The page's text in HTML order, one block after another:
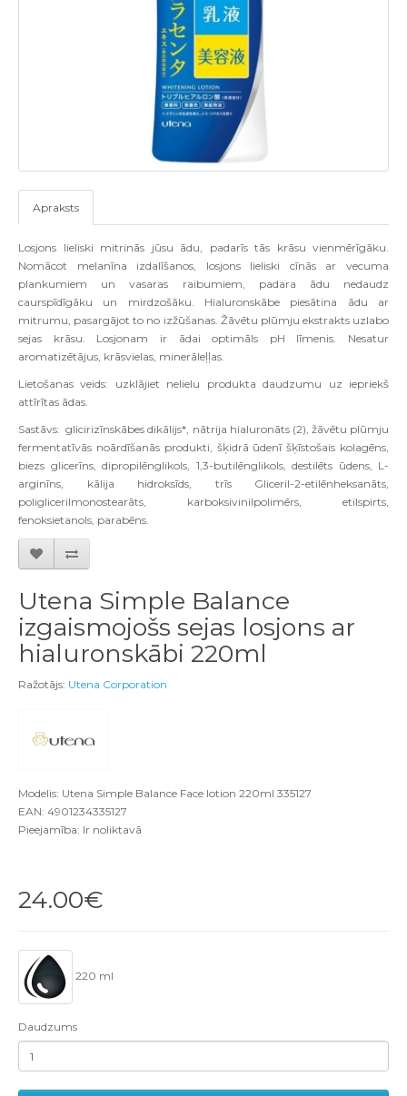
Apraksts
Losjons lieliski mitrinās jūsu ādu, padarīs tās krāsu vienmērīgāku.
Nomācot melanīna izdalīšanos, losjons lieliski cīnās ar vecuma
plankumiem un vasaras raibumiem, padara ādu nedaudz
caurspīdīgāku un mirdzošāku. Hialuronskābe piesātina ādu ar
mitrumu, pasargājot to no izžūšanas. Žāvētu plūmju ekstrakts uzlabo
sejas krāsu. Losjonam ir ādai optimāls pH līmenis. Nesatur
aromatizētājus, krāsvielas, minerāleļļas.
Lietošanas veids: uzklājiet nelielu produkta daudzumu uz iepriekš
attīrītas ādas.
Sastāvs: glicirizīnskābes dikālijs*, nātrija hialuronāts (2), žāvētu plūmju
fermentatīvās noārdīšanās produkti, šķidrā ūdenī šķīstošais kolagēns,
biezs glicerīns, dipropilēnglikols, 1,3-butilēnglikols, destilēts ūdens, L-
arginīns, kālija hidroksīds, trīs Gliceril-2-etilēnheksanāts,
poliglicerilmonostearāts, karboksivinilpolimērs, etilspirts,
fenoksietanols, parabēns.
Utena Simple Balance
izgaismojošs sejas losjons ar
hialuronskābi 220ml
Ražotājs: Utena Corporation
Modelis: Utena Simple Balance Face lotion 220ml 335127
EAN: 4901234335127
Pieejamība: Ir noliktavā
24.00€
220 ml
Daudzums